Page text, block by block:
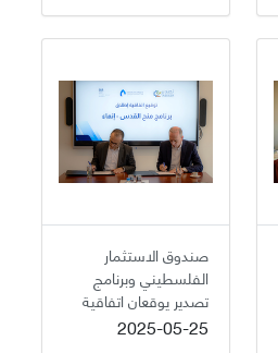
(أيبك) ومجموعة بنك
فلسطين لتعزيز
المتجددة
صندوق الاستثمار
الفلسطيني وبرنامج
تصدير يوقعان اتفاقية
إطلاق برنامج منح
2025-05-25